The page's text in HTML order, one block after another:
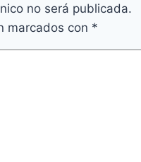
no será publicada.
marcados con *